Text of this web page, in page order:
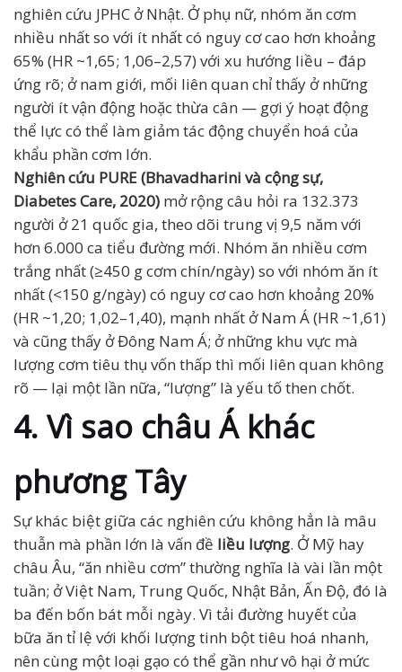
nghiên cứu JPHC ở Nhật. Ở phụ nữ, nhóm ăn cơm
nhiều nhất so với ít nhất có nguy cơ cao hơn khoảng
65% (HR ~1,65; 1,06–2,57) với xu hướng liều – đáp
ứng rõ; ở nam giới, mối liên quan chỉ thấy ở những
người ít vận động hoặc thừa cân — gợi ý hoạt động
thể lực có thể làm giảm tác động chuyển hoá của
khẩu phần cơm lớn.
Nghiên cứu PURE (Bhavadharini và cộng sự,
Diabetes Care, 2020) mở rộng câu hỏi ra 132.373
người ở 21 quốc gia, theo dõi trung vị 9,5 năm với
hơn 6.000 ca tiểu đường mới. Nhóm ăn nhiều cơm
trắng nhất (≥450 g cơm chín/ngày) so với nhóm ăn ít
nhất (<150 g/ngày) có nguy cơ cao hơn khoảng 20%
(HR ~1,20; 1,02–1,40), mạnh nhất ở Nam Á (HR ~1,61)
và cũng thấy ở Đông Nam Á; ở những khu vực mà
lượng cơm tiêu thụ vốn thấp thì mối liên quan không
rõ — lại một lần nữa, “lượng” là yếu tố then chốt.
4. Vì sao châu Á khác
phương Tây
Sự khác biệt giữa các nghiên cứu không hẳn là mâu
thuẫn mà phần lớn là vấn đề liều lượng. Ở Mỹ hay
châu Âu, “ăn nhiều cơm” thường nghĩa là vài lần một
tuần; ở Việt Nam, Trung Quốc, Nhật Bản, Ấn Độ, đó là
ba đến bốn bát mỗi ngày. Vì tải đường huyết của
bữa ăn tỉ lệ với khối lượng tinh bột tiêu hoá nhanh,
nên cùng một loại gạo có thể gần như vô hại ở mức